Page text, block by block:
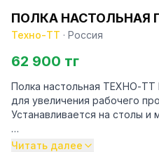
ПОЛКА НАСТОЛЬНАЯ
Техно-ТТ · Россия
62 900 тг
Полка настольная ТЕХНО-ТТ
для увеличения рабочего
Устанавливается на столы
Особенности:
Читать далее